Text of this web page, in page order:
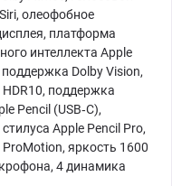
олеофобное
платформа
интеллекта Apple
поддержка Dolby Vision,
поддержка
Pencil (USB‑C),
Apple Pencil Pro,
ProMotion, яркость 1600
4 динамика